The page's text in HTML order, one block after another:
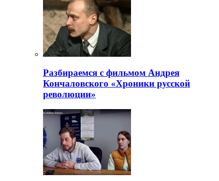
Разбираемся с фильмом Андрея
Кончаловского «Хроники русской
революции»